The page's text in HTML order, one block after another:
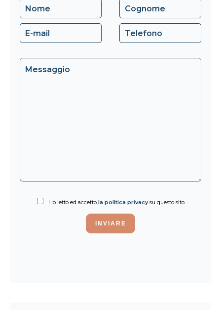
Ho letto ed accetto la politica privacysu questo sito
INVIARE